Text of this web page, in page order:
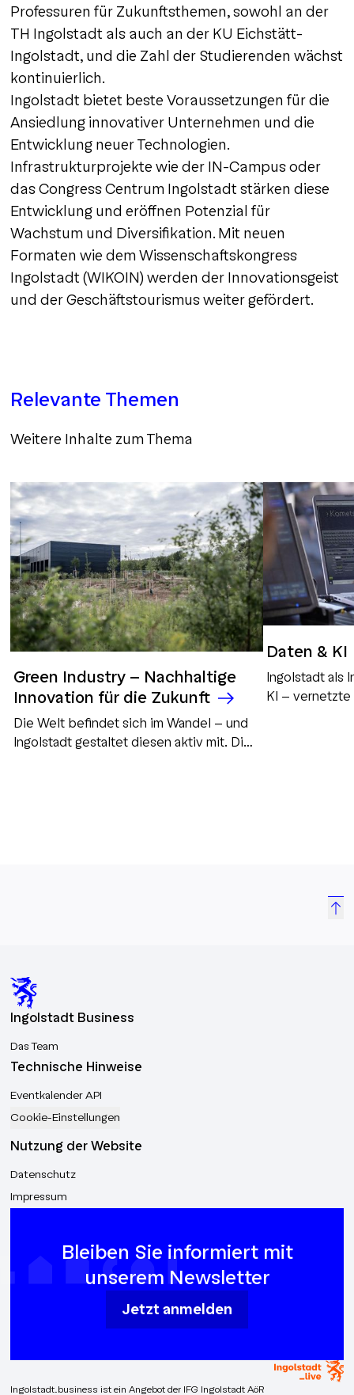
Professuren für Zukunftsthemen, sowohl an der
TH Ingolstadt als auch an der KU Eichstätt-
Ingolstadt, und die Zahl der Studierenden wächst
kontinuierlich.
Ingolstadt bietet beste Voraussetzungen für die
Ansiedlung innovativer Unternehmen und die
Entwicklung neuer Technologien.
Infrastrukturprojekte wie der IN-Campus oder
das Congress Centrum Ingolstadt stärken diese
Entwicklung und eröffnen Potenzial für
Wachstum und Diversifikation. Mit neuen
Formaten wie dem Wissenschaftskongress
Ingolstadt (WIKOIN) werden der Innovationsgeist
und der Geschäftstourismus weiter gefördert.
Relevante Themen
Weitere Inhalte zum Thema
Green Industry - Nachhaltige
Innovation für die Zukunft
Die Welt befindet sich im Wandel – und
Ingolstadt gestaltet diesen aktiv mit. Die
Kreislaufwirtschaft: Recycling-Initiativen
und nachhaltige Materialnutzung 🚗 Grüne
Mobilität: Elektromobilität, alternative
Antriebe, nachhaltige Logistik 🏭
Nachhaltige Produktion: Energieeffiziente
Daten & KI
Ingolstadt als
KI – vernetzte
Ingolstadt Business
Das Team
Technische Hinweise
Eventkalender API
Cookie-Einstellungen
Nutzung der Website
Datenschutz
Impressum
Bleiben Sie informiert mit
unserem Newsletter
Jetzt anmelden
Ingolstadt.business ist ein Angebot der IFG Ingolstadt AöR